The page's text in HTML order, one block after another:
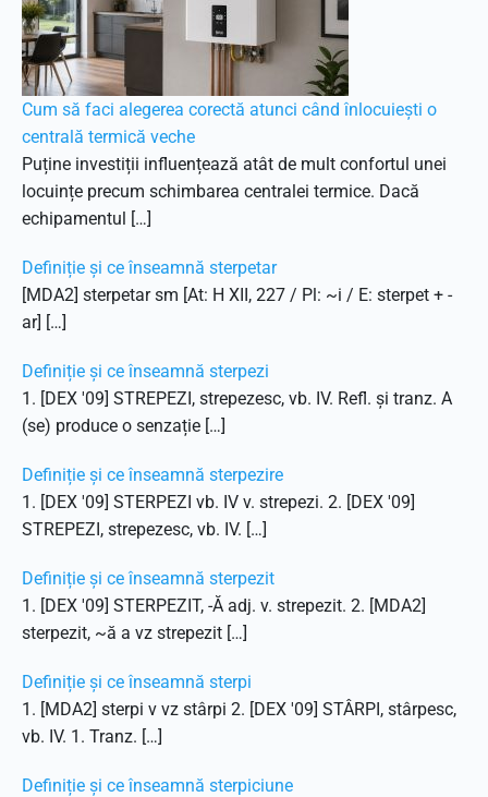
Cum să faci alegerea corectă atunci când înlocuiești o
centrală termică veche
Puține investiții influențează atât de mult confortul unei
locuințe precum schimbarea centralei termice. Dacă
echipamentul […]
Definiție și ce înseamnă sterpetar
[MDA2] sterpetar sm [At: H XII, 227 / Pl: ~i / E: sterpet + -
ar] […]
Definiție și ce înseamnă sterpezi
1. [DEX '09] STREPEZI, strepezesc, vb. IV. Refl. și tranz. A
(se) produce o senzație […]
Definiție și ce înseamnă sterpezire
1. [DEX '09] STERPEZI vb. IV v. strepezi. 2. [DEX '09]
STREPEZI, strepezesc, vb. IV. […]
Definiție și ce înseamnă sterpezit
1. [DEX '09] STERPEZIT, -Ă adj. v. strepezit. 2. [MDA2]
sterpezit, ~ă a vz strepezit […]
Definiție și ce înseamnă sterpi
1. [MDA2] sterpi v vz stârpi 2. [DEX '09] STÂRPI, stârpesc,
vb. IV. 1. Tranz. […]
Definiție și ce înseamnă sterpiciune